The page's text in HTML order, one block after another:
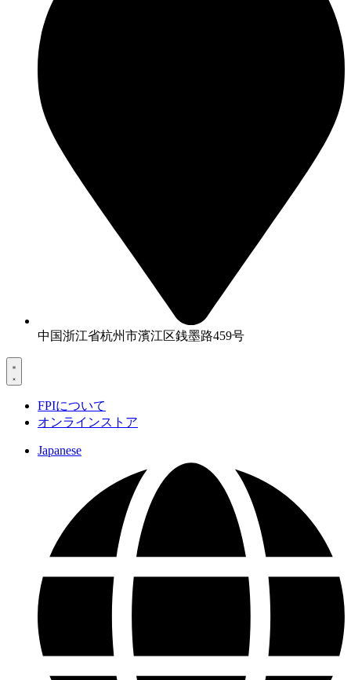
中国浙江省杭州市濱江区銭墨路459号
FPIについて
オンラインストア
Japanese